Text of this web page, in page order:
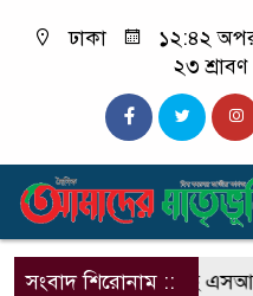
ঢাকা
১২:৪২
২৩
সংবাদ শিরোনাম ::
নাম বদলে আসছে এসআরবি